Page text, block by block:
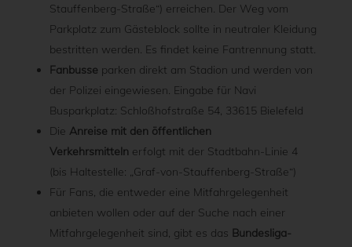
Stauffenberg-Straße“) erreichen. Der Weg vom
Parkplatz zum Gästeblock sollte in neutraler Kleidung
bestritten werden. Es findet keine Fantrennung statt.
Fanbusse parken direkt am Stadion und werden von
der Polizei eingewiesen. Eingabe für Navi
Busparkplatz: Schloßhofstraße 54, 33615 Bielefeld
Die Anreise mit den öffentlichen
Verkehrsmitteln erfolgt mit der Stadtbahn-Linie 4
(bis Haltestelle: „Graf-von-Stauffenberg-Straße“)
Für Fans, die entweder eine Mitfahrgelegenheit
anbieten wollen oder auf der Suche nach einer
Mitfahrgelegenheit sind, gibt es das Bundesliga-